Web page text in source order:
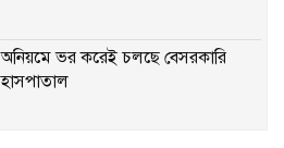
অনিয়মে ভর করেই চলছে বেসরকারি
হাসপাতাল